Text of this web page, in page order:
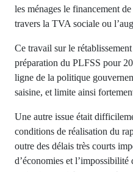
les ménages le financement
travers la TVA sociale ou
Ce travail sur le
préparation du PLFSS pour
ligne de la politique
saisine, et limite ainsi
Une autre issue était
conditions de réalisation du
outre des délais très courts
d’économies et